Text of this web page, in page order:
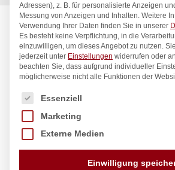
Adressen), z. B. für personalisierte Anzeigen
Messung von Anzeigen und Inhalten. Weitere
Verwendung Ihrer Daten finden Sie in unserer
Es besteht keine Verpflichtung, in die
einzuwilligen, um dieses Angebot zu nutzen.
jederzeit unter Einstellungen widerrufen oder
beachten Sie, dass aufgrund individueller
möglicherweise nicht alle Funktionen der
Es folgt eine Liste der Service-
Essenziell
Marketing
Externe Medien
Einwilligung